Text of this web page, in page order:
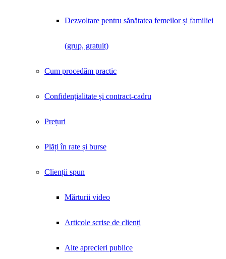
Dezvoltare pentru sănătatea femeilor și familiei
(grup, gratuit)
Cum procedăm practic
Confidențialitate și contract-cadru
Prețuri
Plăți în rate și burse
Clienții spun
Mărturii video
Articole scrise de clienți
Alte aprecieri publice